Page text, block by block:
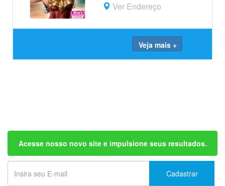
Ver Endereço
Veja mais +
Acesse nosso novo site e impulsione seus resultados.
Cadastrar